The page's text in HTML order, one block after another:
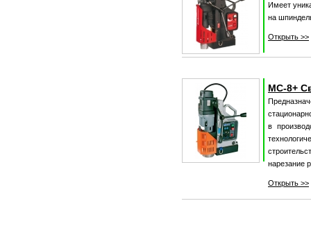
Имеет
на
Открыть >>
МС-8+
в
нарезание
Открыть >>